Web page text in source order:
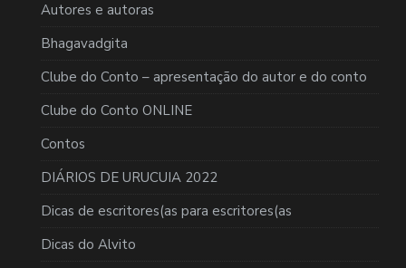
Autores e autoras
Bhagavadgita
Clube do Conto – apresentação do autor e do conto
Clube do Conto ONLINE
Contos
DIÁRIOS DE URUCUIA 2022
Dicas de escritores(as para escritores(as
Dicas do Alvito